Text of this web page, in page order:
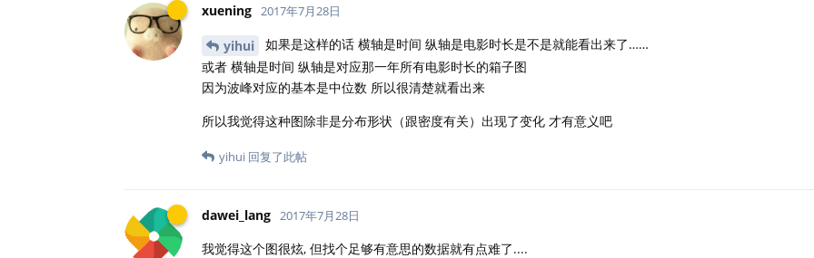
xuening 2017年7月28日
yihui
如果是这样的话 横轴是时间 纵轴是电影时长是不是就能看出来了……
或者 横轴是时间 纵轴是对应那一年所有电影时长的箱子图
因为波峰对应的基本是中位数 所以很清楚就看出来
所以我觉得这种图除非是分布形状（跟密度有关）出现了变化 才有意义吧
yihui 回复了此帖
dawei_lang 2017年7月28日
我觉得这个图很炫, 但找个足够有意思的数据就有点难了....